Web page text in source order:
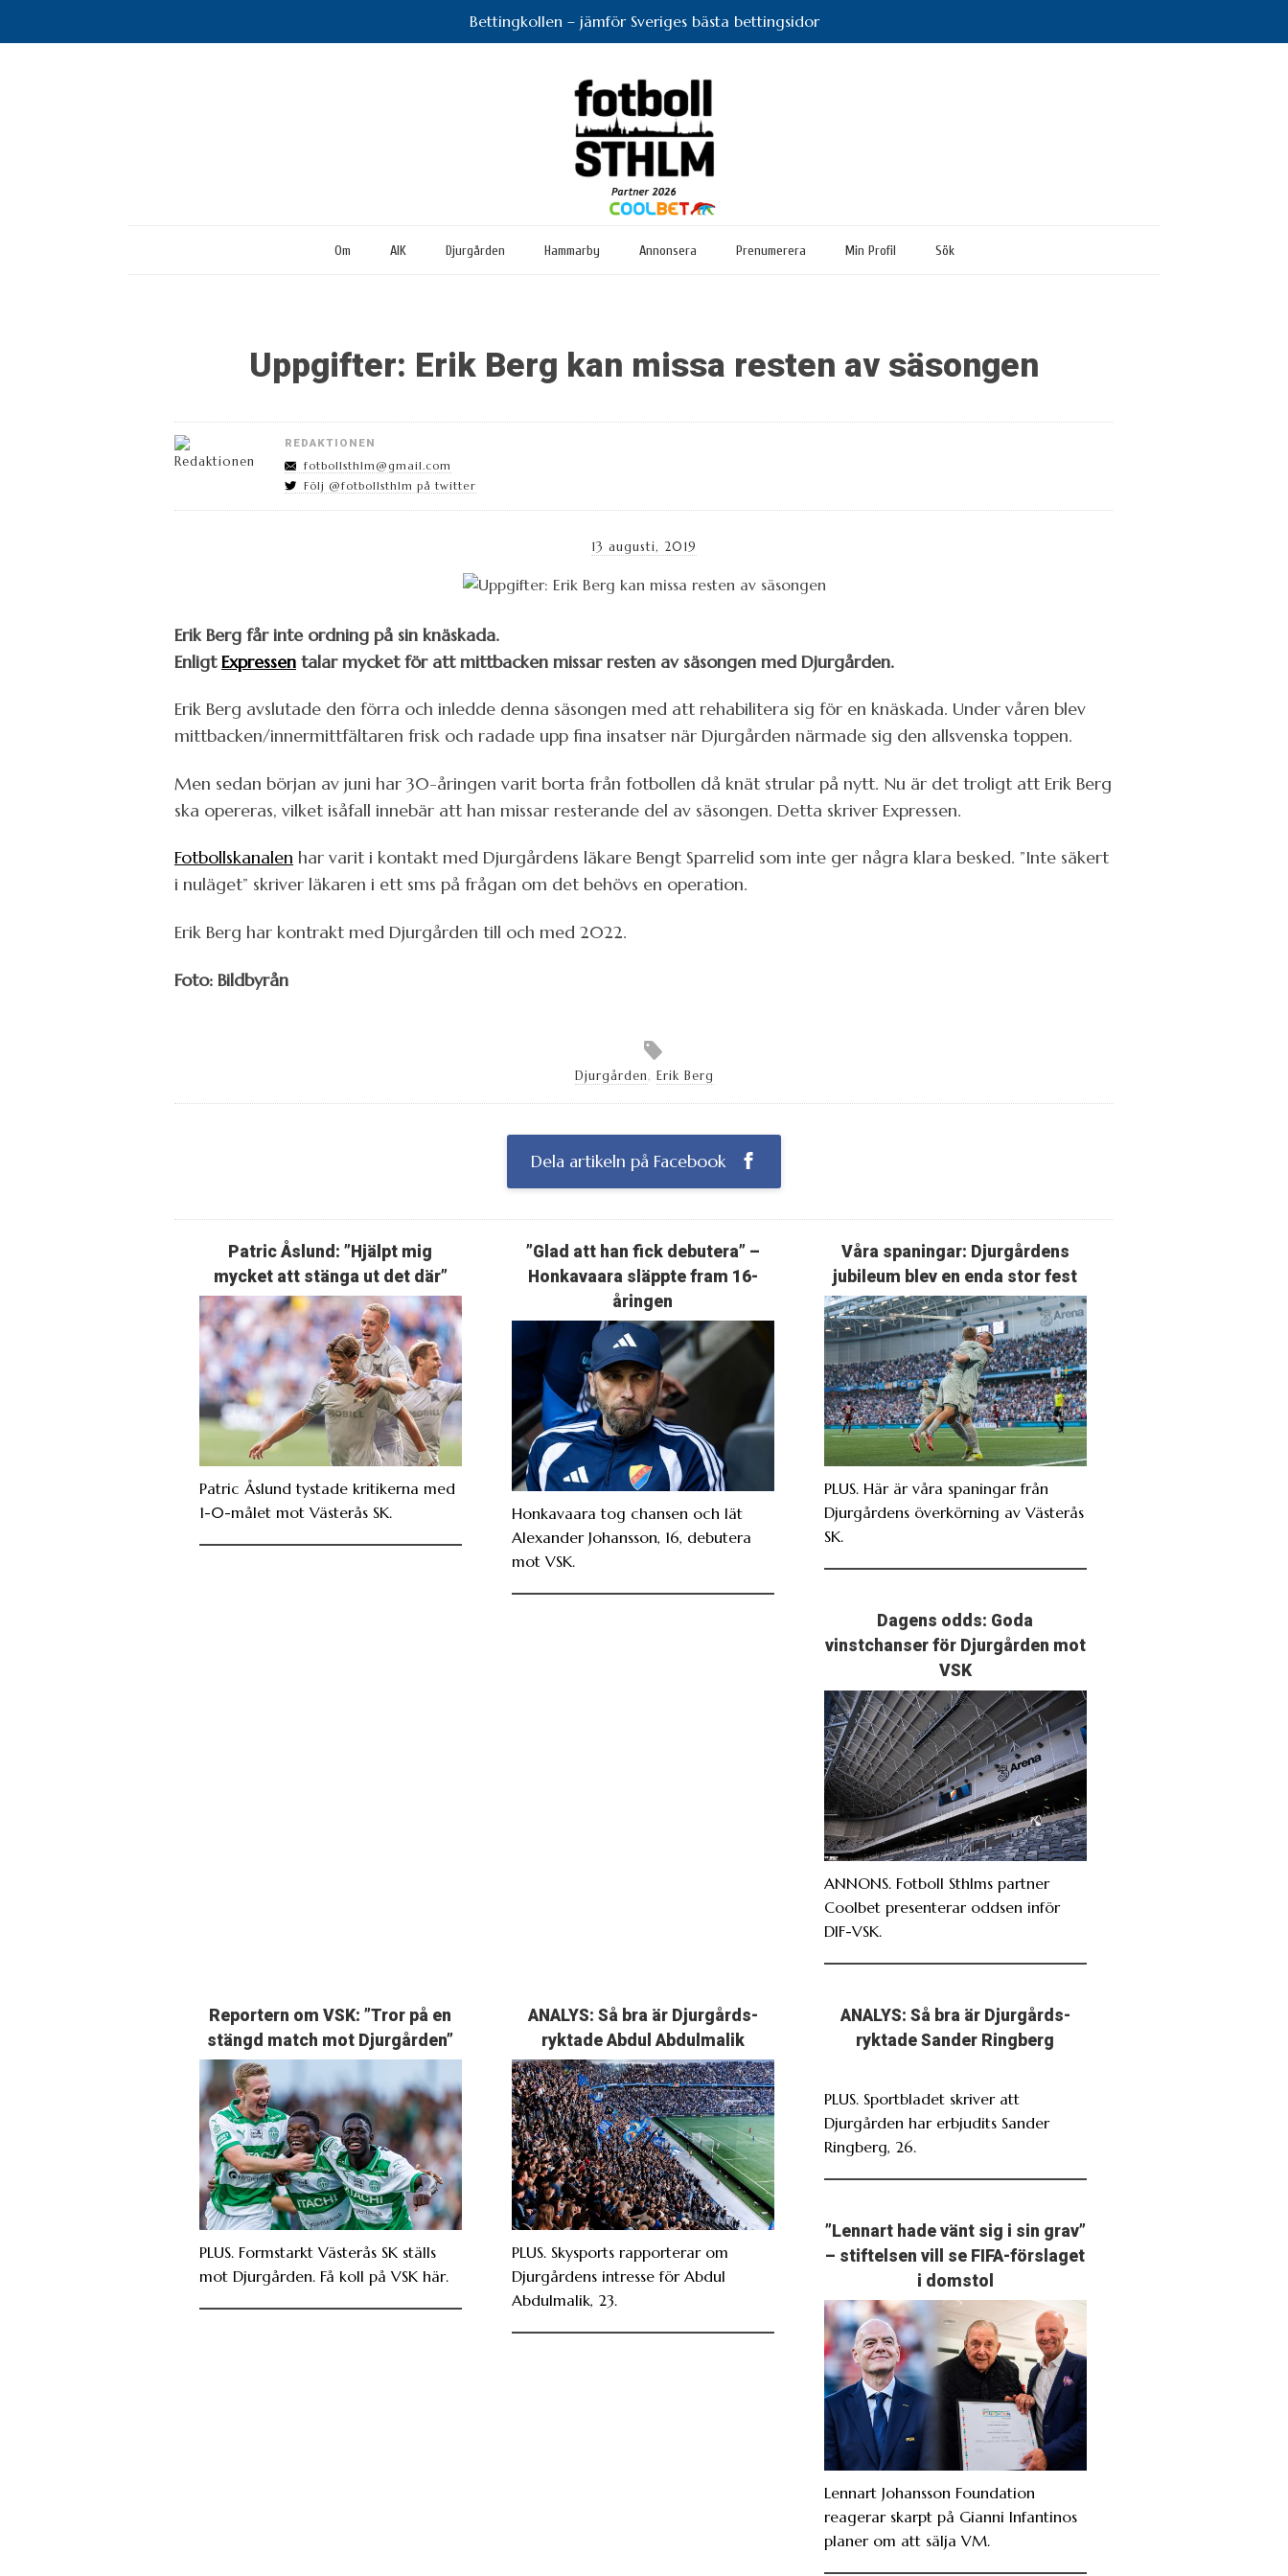
Bettingkollen – jämför Sveriges bästa bettingsidor
Om AIK Djurgården Hammarby Annonsera Prenumerera Min Profil Sök
Uppgifter: Erik Berg kan missa resten av säsongen
REDAKTIONEN
fotbollsthlm@gmail.com
Följ @fotbollsthlm på twitter
13 augusti, 2019
Erik Berg får inte ordning på sin knäskada.
EnligtExpressen talar mycket för att mittbacken missar resten av säsongen med Djurgården.
Erik Berg avslutade den förra och inledde denna säsongen med att rehabilitera sig för en knäskada. Under våren blev
mittbacken/innermittfältaren frisk och radade upp fina insatser när Djurgården närmade sig den allsvenska toppen.
Men sedan början av juni har 30-åringen varit borta från fotbollen då knät strular på nytt. Nu är det troligt att Erik Berg
ska opereras, vilket isåfall innebär att han missar resterande del av säsongen. Detta skriver Expressen.
Fotbollskanalen har varit i kontakt med Djurgårdens läkare Bengt Sparrelid som inte ger några klara besked. ”Inte säkert
i nuläget” skriver läkaren i ett sms på frågan om det behövs en operation.
Erik Berg har kontrakt med Djurgården till och med 2022.
Foto: Bildbyrån
Djurgården, Erik Berg
Dela artikeln på Facebook
Patric Åslund: ”Hjälpt mig
mycket att stänga ut det där”
Patric Åslund tystade kritikerna med
1-0-målet mot Västerås SK.
”Glad att han fick debutera” –
Honkavaara släppte fram 16-
åringen
Honkavaara tog chansen och lät
Alexander Johansson, 16, debutera
mot VSK.
Våra spaningar: Djurgårdens
jubileum blev en enda stor fest
PLUS. Här är våra spaningar från
Djurgårdens överkörning av Västerås
SK.
Dagens odds: Goda
vinstchanser för Djurgården mot
VSK
ANNONS. Fotboll Sthlms partner
Coolbet presenterar oddsen inför
DIF-VSK.
Reportern om VSK: ”Tror på en
stängd match mot Djurgården”
PLUS. Formstarkt Västerås SK ställs
mot Djurgården. Få koll på VSK här.
ANALYS: Så bra är Djurgårds-
ryktade Abdul Abdulmalik
PLUS. Skysports rapporterar om
Djurgårdens intresse för Abdul
Abdulmalik, 23.
ANALYS: Så bra är Djurgårds-
ryktade Sander Ringberg
PLUS. Sportbladet skriver att
Djurgården har erbjudits Sander
Ringberg, 26.
”Lennart hade vänt sig i sin grav”
– stiftelsen vill se FIFA-förslaget
i domstol
Lennart Johansson Foundation
reagerar skarpt på Gianni Infantinos
planer om att sälja VM.